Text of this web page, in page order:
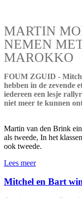
MARTIN
NEMEN
MAROKKO
FOUM ZGUID -
hebben in de zevende
iedereen een lesje
niet meer te kunnen
Martin van den Brink
als tweede, In het
ook tweede.
Lees meer
Mitchel en Bart